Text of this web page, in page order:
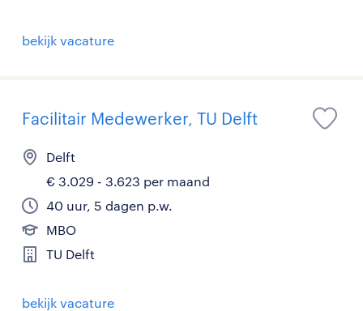
bekijk vacature
Facilitair Medewerker, TU Delft
Delft
€ 3.029 - 3.623 per maand
40 uur, 5 dagen p.w.
MBO
TU Delft
bekijk vacature